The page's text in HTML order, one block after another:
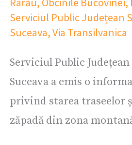
Serviciul Public Județean
Suceava,Via Transilvanica
Serviciul Public
Suceava a emis o
privind starea traseelor
zăpadă din zona